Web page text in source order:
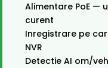
Alimentare PoE —
curent
Inregistrare pe
NVR
Detectie AI om/